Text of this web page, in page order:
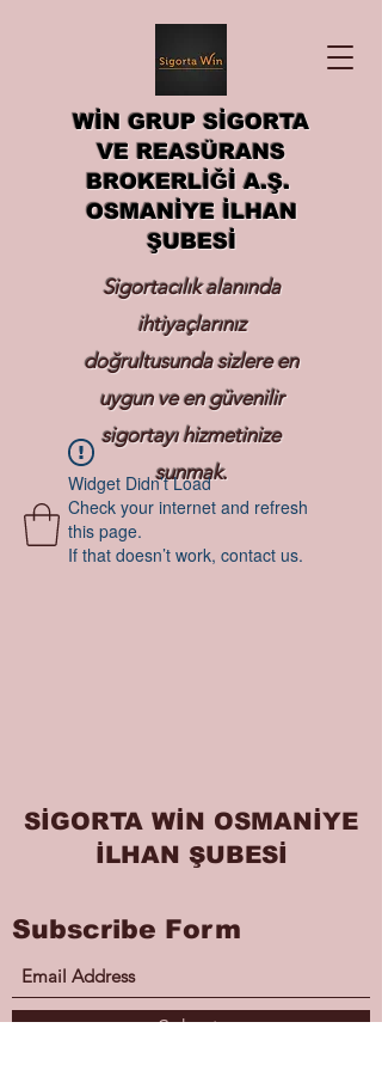
WİN GRUP SİGORTA
VE REASÜRANS
BROKERLİĞİ A.Ş.
OSMANİYE İLHAN
ŞUBESİ
Sigortacılık alanında
ihtiyaçlarınız
doğrultusunda sizlere en
uygun ve en güvenilir
sigortayı hizmetinize
sunmak.
Widget Didn’t Load
Check your internet and refresh
this page.
If that doesn’t work, contact us.
SİGORTA WİN OSMANİYE
İLHAN ŞUBESİ
Subscribe Form
Submit